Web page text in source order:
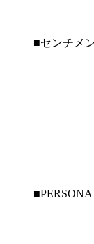
■センチメ